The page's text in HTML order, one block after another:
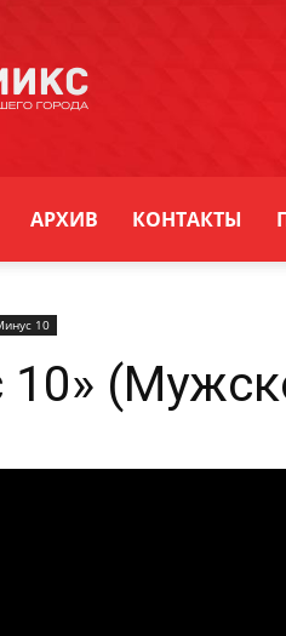
АРХИВ КОНТАКТЫ
10
10»